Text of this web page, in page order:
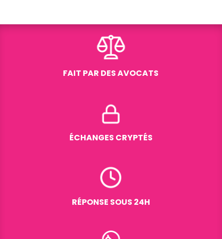
FAIT PAR DES AVOCATS
ÉCHANGES CRYPTÉS
RÉPONSE SOUS 24H